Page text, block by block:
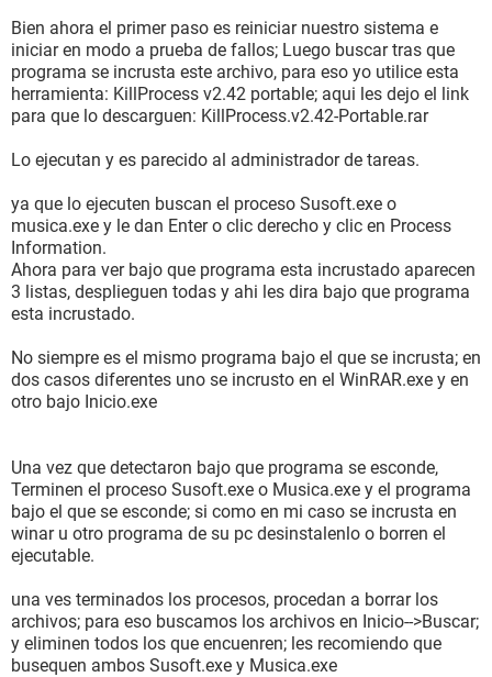
Bien ahora el primer paso es reiniciar nuestro sistema e
iniciar en modo a prueba de fallos; Luego buscar tras que
programa se incrusta este archivo, para eso yo utilice esta
herramienta: KillProcess v2.42 portable; aqui les dejo el link
para que lo descarguen: KillProcess.v2.42-Portable.rar
Lo ejecutan y es parecido al administrador de tareas.
ya que lo ejecuten buscan el proceso Susoft.exe o
musica.exe y le dan Enter o clic derecho y clic en Process
Information.
Ahora para ver bajo que programa esta incrustado aparecen
3 listas, desplieguen todas y ahi les dira bajo que programa
esta incrustado.
No siempre es el mismo programa bajo el que se incrusta; en
dos casos diferentes uno se incrusto en el WinRAR.exe y en
otro bajo Inicio.exe
Una vez que detectaron bajo que programa se esconde,
Terminen el proceso Susoft.exe o Musica.exe y el programa
bajo el que se esconde; si como en mi caso se incrusta en
winar u otro programa de su pc desinstalenlo o borren el
ejecutable.
una ves terminados los procesos, procedan a borrar los
archivos; para eso buscamos los archivos en Inicio-->Buscar;
y eliminen todos los que encuenren; les recomiendo que
busequen ambos Susoft.exe y Musica.exe